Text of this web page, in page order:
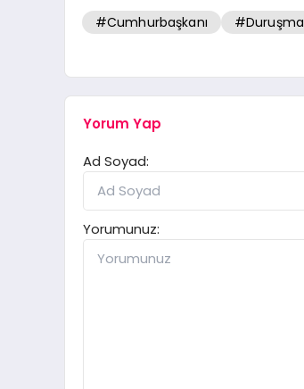
#Cumhurbaşkanı #Duruşma
Yorum Yap
Ad Soyad:
Yorumunuz: